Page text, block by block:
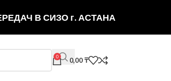
В СИЗО г. АСТАНА
0 0,00₸